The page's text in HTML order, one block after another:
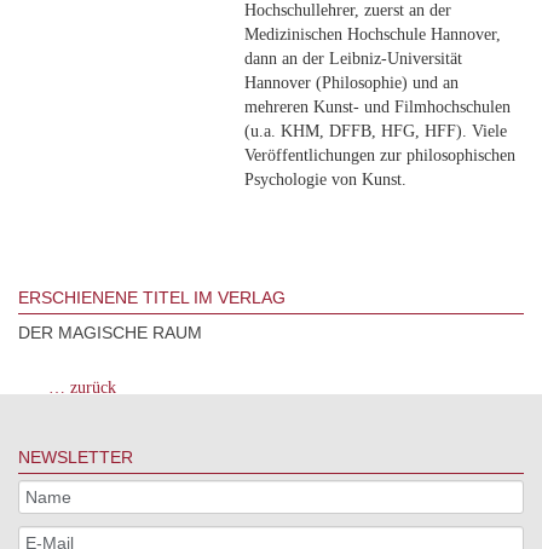
Hochschullehrer, zuerst an der
Medizinischen Hochschule Hannover,
dann an der Leibniz-Universität
Hannover (Philosophie) und an
mehreren Kunst- und Filmhochschulen
(u.a. KHM, DFFB, HFG, HFF). Viele
Veröffentlichungen zur philosophischen
Psychologie von Kunst.
ERSCHIENENE TITEL IM VERLAG
DER MAGISCHE RAUM
… zurück
NEWSLETTER